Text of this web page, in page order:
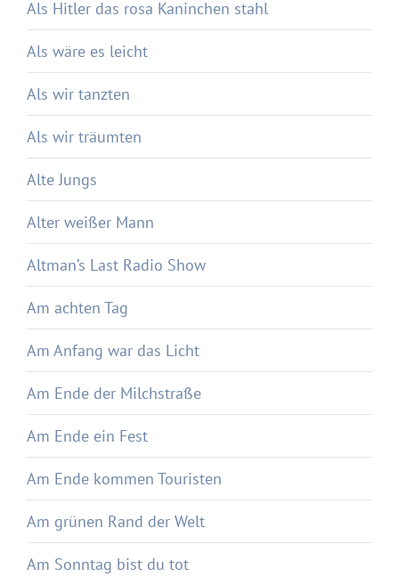
Als Hitler das rosa Kaninchen stahl
Als wäre es leicht
Als wir tanzten
Als wir träumten
Alte Jungs
Alter weißer Mann
Altman’s Last Radio Show
Am achten Tag
Am Anfang war das Licht
Am Ende der Milchstraße
Am Ende ein Fest
Am Ende kommen Touristen
Am grünen Rand der Welt
Am Sonntag bist du tot